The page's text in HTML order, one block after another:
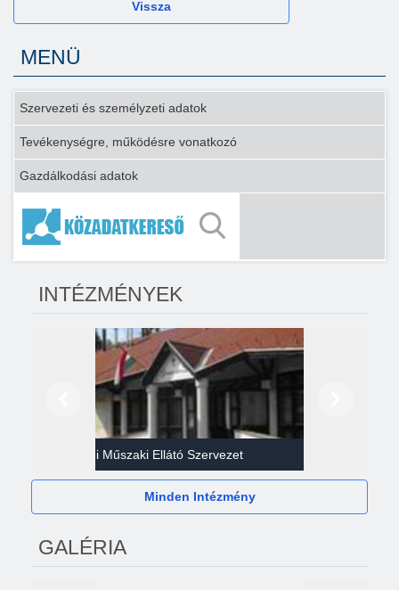
Vissza
MENÜ
Szervezeti és személyzeti adatok
Tevékenységre, működésre vonatkozó
Gazdálkodási adatok
INTÉZMÉNYEK
Gazdasági Műszaki Ellátó Szervezet
Minden Intézmény
GALÉRIA